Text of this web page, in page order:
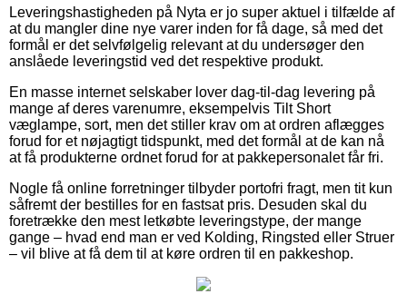
Leveringshastigheden på Nyta er jo super aktuel i tilfælde af
at du mangler dine nye varer inden for få dage, så med det
formål er det selvfølgelig relevant at du undersøger den
anslåede leveringstid ved det respektive produkt.
En masse internet selskaber lover dag-til-dag levering på
mange af deres varenumre, eksempelvis Tilt Short
væglampe, sort, men det stiller krav om at ordren aflægges
forud for et nøjagtigt tidspunkt, med det formål at de kan nå
at få produkterne ordnet forud for at pakkepersonalet får fri.
Nogle få online forretninger tilbyder portofri fragt, men tit kun
såfremt der bestilles for en fastsat pris. Desuden skal du
foretrække den mest letkøbte leveringstype, der mange
gange – hvad end man er ved Kolding, Ringsted eller Struer
– vil blive at få dem til at køre ordren til en pakkeshop.